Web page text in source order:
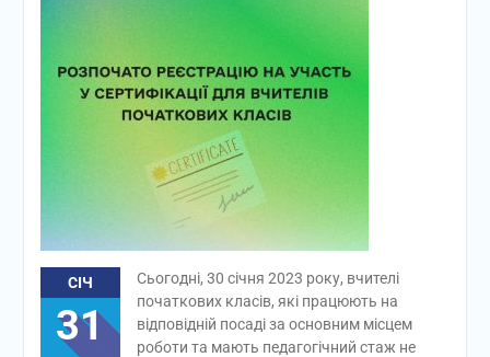
СІЧ
31
Сьогодні, 30 січня 2023 року, вчителі
початкових класів, які працюють на
відповідній посаді за основним місцем
роботи та мають педагогічний стаж не